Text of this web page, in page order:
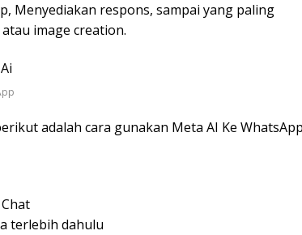
Menyediakan respons, sampai yang paling
image creation.
adalah cara gunakan Meta AI Ke WhatsApp
terlebih dahulu